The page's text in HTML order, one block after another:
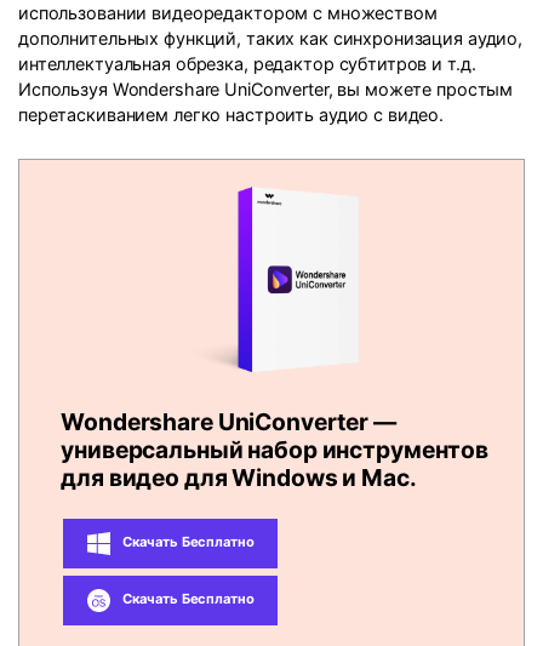
использовании видеоредактором с множеством
дополнительных функций, таких как синхронизация аудио,
интеллектуальная обрезка, редактор субтитров и т.д.
Используя Wondershare UniConverter, вы можете простым
перетаскиванием легко настроить аудио с видео.
Wondershare UniConverter —
универсальный набор инструментов
для видео для Windows и Mac.
Скачать Бесплатно
Скачать Бесплатно